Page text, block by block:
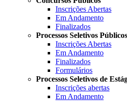
Inscrições Abertas
Em Andamento
Finalizados
Processos Seletivos
Inscrições Abertas
Em Andamento
Finalizados
Formulários
Processos Seletivos de
Inscrições abertas
Em Andamento